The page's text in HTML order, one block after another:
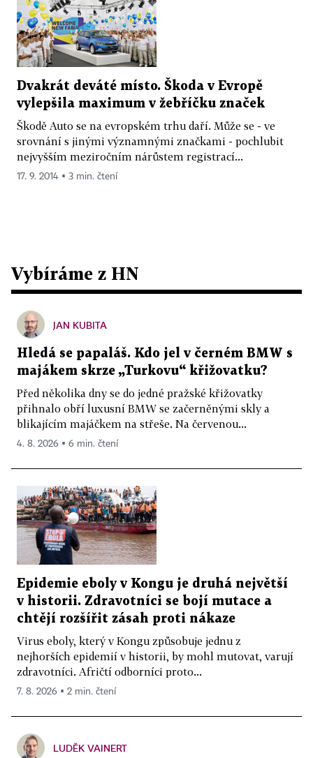
Dvakrát deváté místo. Škoda v Evropě
vylepšila maximum v žebříčku značek
Škodě Auto se na evropském trhu daří. Může se - ve
srovnání s jinými významnými značkami - pochlubit
nejvyšším meziročním nárůstem registrací...
17. 9. 2014 ▪ 3 min. čtení
Vybíráme z HN
JAN KUBITA
Hledá se papaláš. Kdo jel v černém BMW s
majákem skrze „Turkovu“ křižovatku?
Před několika dny se do jedné pražské křižovatky
přihnalo obří luxusní BMW se začerněnými skly a
blikajícím majáčkem na střeše. Na červenou...
4. 8. 2026 ▪ 6 min. čtení
Epidemie eboly v Kongu je druhá největší
v historii. Zdravotníci se bojí mutace a
chtějí rozšířit zásah proti nákaze
Virus eboly, který v Kongu způsobuje jednu z
nejhorších epidemií v historii, by mohl mutovat, varují
zdravotníci. Afričtí odborníci proto...
7. 8. 2026 ▪ 2 min. čtení
LUDĚK VAINERT